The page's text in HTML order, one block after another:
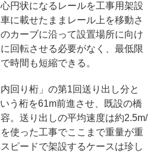
円状になるレールを工事用架設
に載せたままレール上を移動さ
カーブに沿って設置場所に向け
回転させる必要がなく、最低限
時間も短縮できる。
回り桁」の第1回送り出し分と
う桁を61m前進させ、既設の橋
。送り出しの平均速度は約2.5m/
使った工事でここまで重量が重
ピードで架設するケースは珍し